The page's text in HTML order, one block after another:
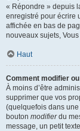
« Répondre » depuis
enregistré pour écrire
affichée en bas de
nouveaux sujets, Vous
Haut
Comment modifier
À moins d’être
supprimer que vos
(quelquefois dans
bouton modifierdu
message, un petit